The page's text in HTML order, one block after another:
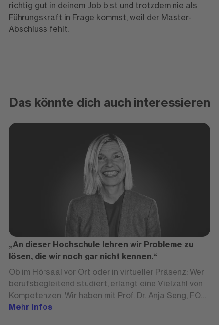
richtig gut in deinem Job bist und trotzdem nie als
Führungskraft in Frage kommst, weil der Master-
Abschluss fehlt.
Das könnte dich auch interessieren
„An dieser Hochschule lehren wir Probleme zu
lösen, die wir noch gar nicht kennen.“
Ob im Hörsaal vor Ort oder in virtueller Präsenz: Wer
berufsbegleitend studiert, erlangt eine Vielzahl von
Kompetenzen. Wir haben mit Prof. Dr. Anja Seng, FOM
Expertin für Personalmanagement, über gefragte
Mehr Infos